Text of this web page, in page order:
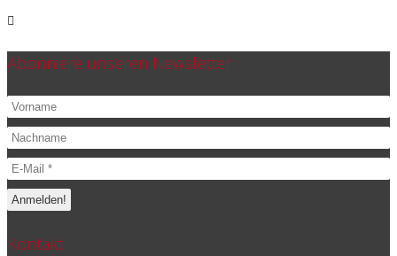
Abonniere unseren Newsletter
Kontakt